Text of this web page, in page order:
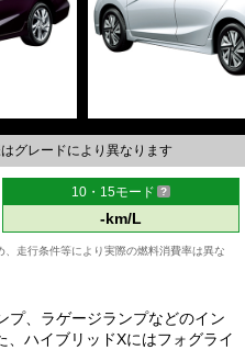
グレードにより異なります
10・15モード
-km/L
走行条件等により実際の燃料消費率は異な
プ、ラゲージランプなどのイン
、ハイブリッドXにはフォグライ